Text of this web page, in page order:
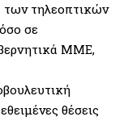
των τηλεοπτικών
σε
ΜΜΕ,
θέσεις